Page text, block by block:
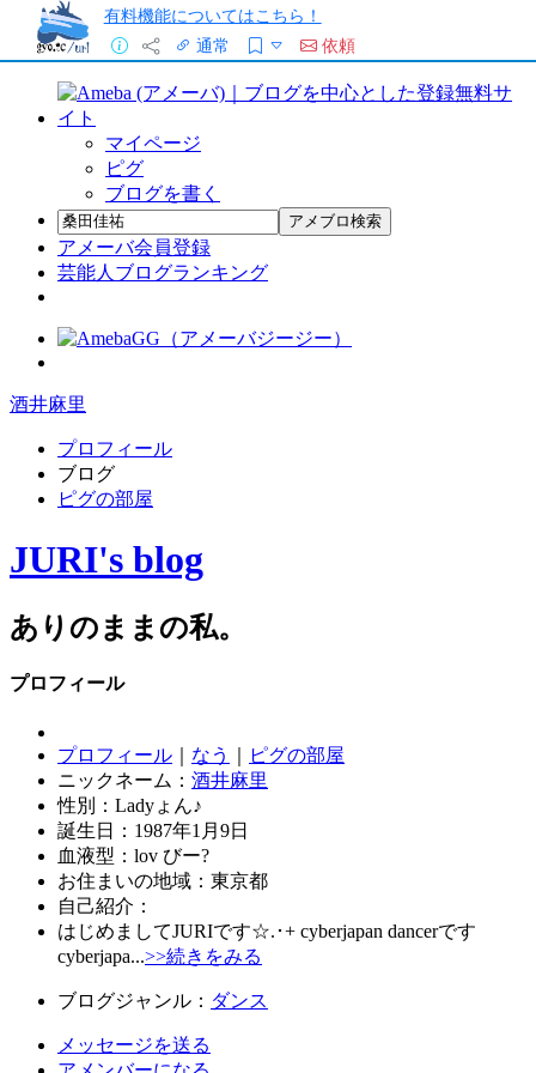
有料機能についてはこちら！
通常
依頼